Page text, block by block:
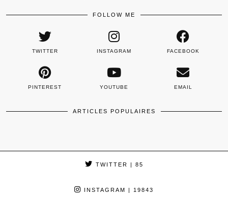
FOLLOW ME
TWITTER INSTAGRAM FACEBOOK
PINTEREST YOUTUBE EMAIL
ARTICLES POPULAIRES
TWITTER | 85
INSTAGRAM | 19843